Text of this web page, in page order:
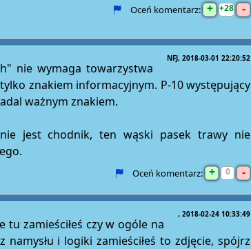
Oceń komentarz: + 28 -
NFJ 2018-03-01 22:20:52
nie wymaga towarzystwa
znakiem informacyjnym. P-10 występujący
ważnym znakiem.
jest chodnik, ten wąski pasek trawy nie
Oceń komentarz: + 0 -
2018-02-24 10:33:49
tu zamieściłeś czy w ogóle na
namysłu i logiki zamieściłeś to zdjęcie, spójrz